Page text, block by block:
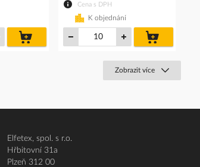
košíku
Cena s DPH
K objednání
košíku
Zobrazit více
Elfetex, spol. s r.o.
Hřbitovní 31a
Plzeň 312 00